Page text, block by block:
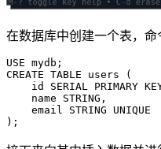
在数据库中创建一个表，命
USE mydb;
CREATE TABLE users (
id SERIAL PRIMARY
    name STRING,
    email STRING UNIQUE
);